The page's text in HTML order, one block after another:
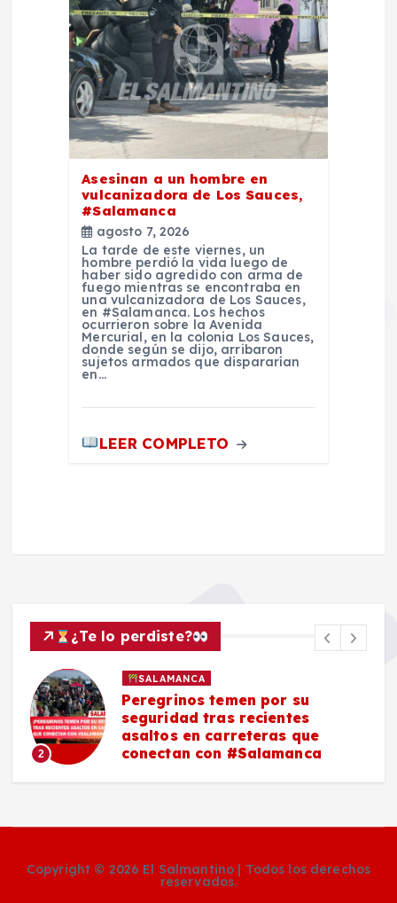
Asesinan a un hombre en
vulcanizadora de Los Sauces,
#Salamanca
agosto 7, 2026
La tarde de este viernes, un
hombre perdió la vida luego de
haber sido agredido con arma de
fuego mientras se encontraba en
una vulcanizadora de Los Sauces,
en #Salamanca. Los hechos
ocurrieron sobre la Avenida
Mercurial, en la colonia Los Sauces,
donde según se dijo, arribaron
sujetos armados que dispararían
en…
LEER COMPLETO
¿Te lo perdiste?
2
SALAMANCA
Peregrinos temen por su
seguridad tras recientes
asaltos en carreteras que
conectan con #Salamanca
Copyright © 2026 El Salmantino | Todos los derechos
reservados.